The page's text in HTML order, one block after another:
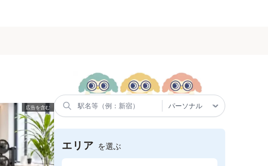
エリア を選ぶ